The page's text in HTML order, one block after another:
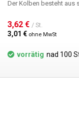
Der Kolben besteht aus
genaue Dosierung garantiert. Der Kolben verschließt die
ihren Inhalt zuverlässig
silikonfrei, beständig
uneingeschränkt für
Klebstoffe,
Schraubenkleber, SMT-
3,62 € / St.
3,01 € ohne MwSt
vorrätig nad 100